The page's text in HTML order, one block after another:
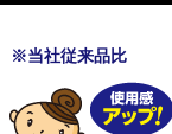
※当社従来品比